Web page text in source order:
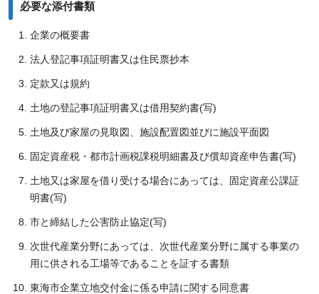
必要な添付書類
企業の概要書
法人登記事項証明書又は住民票抄本
定款又は規約
土地の登記事項証明書又は借用契約書(写)
土地及び家屋の見取図、施設配置図並びに施設平面図
固定資産税・都市計画税課税明細書及び償却資産申告書(写)
土地又は家屋を借り受ける場合にあっては、固定資産公課証
明書(写)
市と締結した公害防止協定(写)
次世代産業分野にあっては、次世代産業分野に属する事業の
用に供される工場等であることを証する書類
東海市企業立地交付金に係る申請に関する同意書